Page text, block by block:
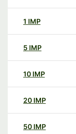
1 IMP
5 IMP
10 IMP
20 IMP
50 IMP